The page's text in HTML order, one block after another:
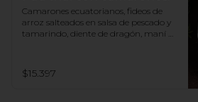
Camarones ecuatorianos, fideos de
arroz salteados en salsa de pescado y
tamarindo, diente de dragón, maní
$15.397